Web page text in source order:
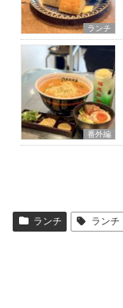
ランチ
番外編
ランチ ランチ